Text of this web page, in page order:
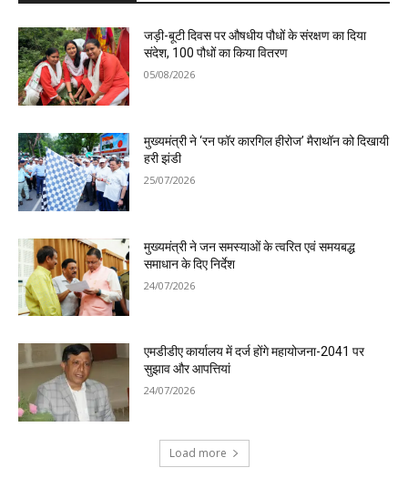
जड़ी-बूटी दिवस पर औषधीय पौधों के संरक्षण का दिया
संदेश, 100 पौधों का किया वितरण
05/08/2026
मुख्यमंत्री ने ‘रन फॉर कारगिल हीरोज’ मैराथॉन को दिखायी
हरी झंडी
25/07/2026
मुख्यमंत्री ने जन समस्याओं के त्वरित एवं समयबद्ध
समाधान के दिए निर्देश
24/07/2026
एमडीडीए कार्यालय में दर्ज होंगे महायोजना-2041 पर
सुझाव और आपत्तियां
24/07/2026
Load more